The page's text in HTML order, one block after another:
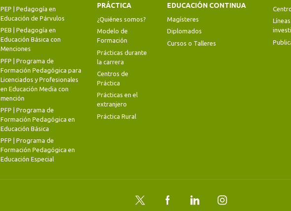
PEP | Pedagogía en
Educación de Párvulos
PEB | Pedagogía en
Educación Básica con
Menciones
PFP | Programa de
Formación Pedagógica para
Licenciados y Profesionales
en Educación Media con
mención
PFP | Programa de
Formación Pedagógica en
Educación Básica
PFP | Programa de
Formación Pedagógica en
Educación Especial
PRÁCTICA
¿Quiénes somos?
Modelo de
Formación
Prácticas durante
la carrera
Centros de
Práctica
Prácticas en el
extranjero
Práctica Rural
EDUCACIÓN CONTINUA
Magísteres
Diplomados
Cursos o Talleres
Twitter FacebookLinkedInInstagram